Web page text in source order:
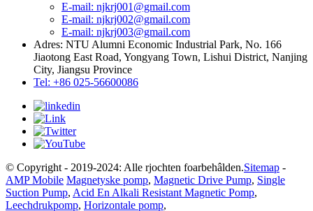
E-mail: njkrj001@gmail.com
E-mail: njkrj002@gmail.com
E-mail: njkrj003@gmail.com
Adres: NTU Alumni Economic Industrial Park, No. 166
Jiaotong East Road, Yongyang Town, Lishui District, Nanjing
City, Jiangsu Province
Tel: +86 025-56600086
© Copyright - 2019-2024: Alle rjochten foarbehâlden.Sitemap -
AMP Mobile Magnetyske pomp, Magnetic Drive Pump, Single
Suction Pump, Acid En Alkali Resistant Magnetic Pomp,
Leechdrukpomp, Horizontale pomp,